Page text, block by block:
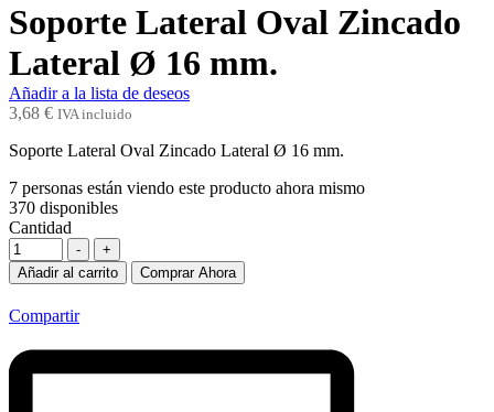
Soporte Lateral Oval Zincado
Lateral Ø 16 mm.
Añadir a la lista de deseos
3,68 € IVA incluido
Soporte Lateral Oval Zincado Lateral Ø 16 mm.
7 personas están viendo este producto ahora mismo
370 disponibles
Cantidad
-
+
Añadir al carrito
Comprar Ahora
Compartir